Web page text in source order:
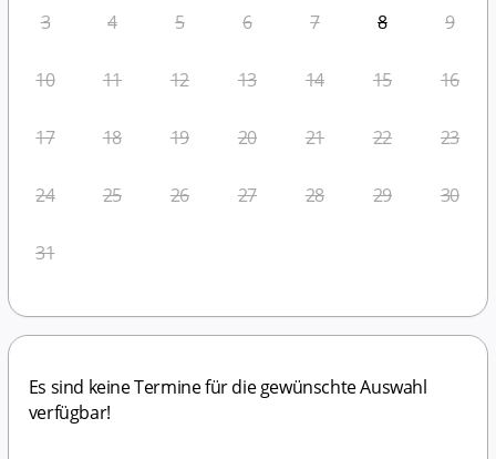
3 4 5 6 7 8 9
10 11 12 13 14 15 16
17 18 19 20 21 22 23
24 25 26 27 28 29 30
31
Es sind keine Termine für die gewünschte Auswahl
verfügbar!